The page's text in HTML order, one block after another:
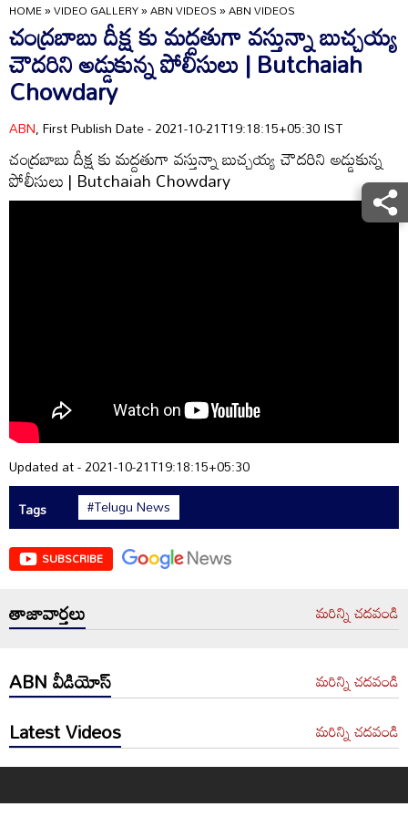
HOME»VIDEO GALLERY»ABN VIDEOS»ABN VIDEOS
చంద్రబాబు దీక్ష కు మద్దతుగా వస్తున్నా బుచ్చయ్య
చౌదరిని అడ్డుకున్న పోలీసులు | Butchaiah
Chowdary
ABN, First Publish Date - 2021-10-21T19:18:15+05:30 IST
చంద్రబాబు దీక్ష కు మద్దతుగా వస్తున్నా బుచ్చయ్య చౌదరిని అడ్డుకున్న
పోలీసులు | Butchaiah Chowdary
Updated at - 2021-10-21T19:18:15+05:30
Tags
#Telugu News
SUBSCRIBE
తాజావార్తలు మరిన్ని చదవండి
ABN వీడియోస్ మరిన్ని చదవండి
Latest Videos మరిన్ని చదవండి